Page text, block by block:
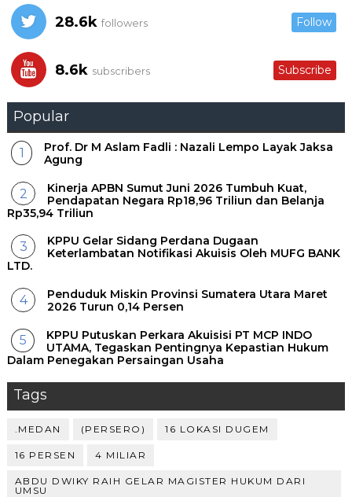
28.6k followers Follow
8.6k subscribers Subscribe
Popular
Prof. Dr M Aslam Fadli : Nazali Lempo Layak Jaksa
Agung
Kinerja APBN Sumut Juni 2026 Tumbuh Kuat,
Pendapatan Negara Rp18,96 Triliun dan Belanja
Rp35,94 Triliun
KPPU Gelar Sidang Perdana Dugaan
Keterlambatan Notifikasi Akuisis Oleh MUFG BANK
LTD.
Penduduk Miskin Provinsi Sumatera Utara Maret
2026 Turun 0,14 Persen
KPPU Putuskan Perkara Akuisisi PT MCP INDO
UTAMA, Tegaskan Pentingnya Kepastian Hukum
Dalam Penegakan Persaingan Usaha
Tags
.MEDAN (PERSERO) 16 LOKASI DUGEM
16 PERSEN 4 MILIAR
ABDU DWIKY RAIH GELAR MAGISTER HUKUM DARI
UMSU